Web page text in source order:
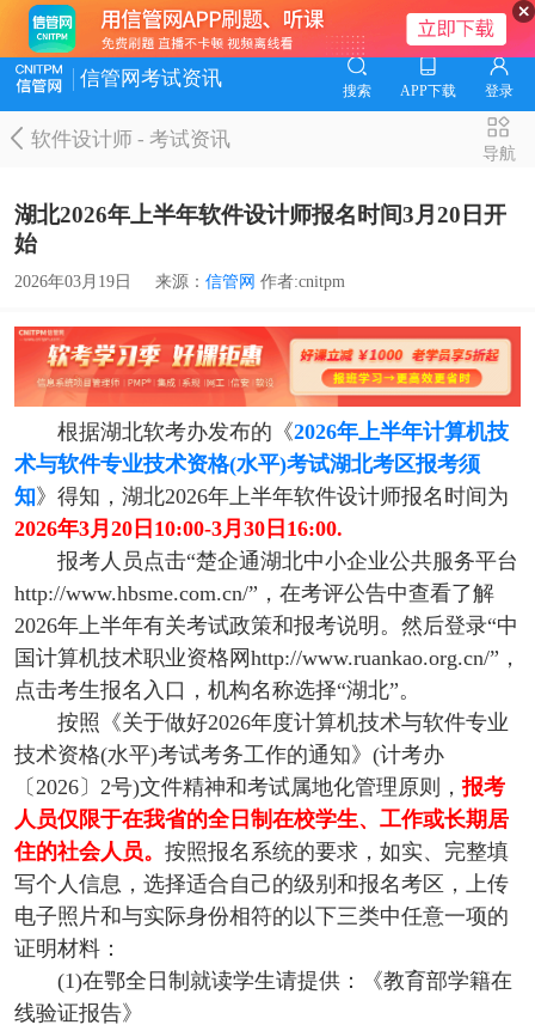
信管网考试资讯
搜索 APP下载 登录
软件设计师-考试资讯
导航
湖北2026年上半年软件设计师报名时间3月20日开
始
2026年03月19日 来源： 信管网 作者:cnitpm
根据湖北软考办发布的《2026年上半年计算机技
术与软件专业技术资格(水平)考试湖北考区报考须
知》得知，湖北2026年上半年软件设计师报名时间为
2026年3月20日10:00-3月30日16:00.
报考人员点击“楚企通湖北中小企业公共服务平台
http://www.hbsme.com.cn/”，在考评公告中查看了解
2026年上半年有关考试政策和报考说明。然后登录“中
国计算机技术职业资格网http://www.ruankao.org.cn/”，
点击考生报名入口，机构名称选择“湖北”。
按照《关于做好2026年度计算机技术与软件专业
技术资格(水平)考试考务工作的通知》(计考办
〔2026〕2号)文件精神和考试属地化管理原则，报考
人员仅限于在我省的全日制在校学生、工作或长期居
住的社会人员。 按照报名系统的要求，如实、完整填
写个人信息，选择适合自己的级别和报名考区，上传
电子照片和与实际身份相符的以下三类中任意一项的
证明材料：
(1)在鄂全日制就读学生请提供：《教育部学籍在
线验证报告》